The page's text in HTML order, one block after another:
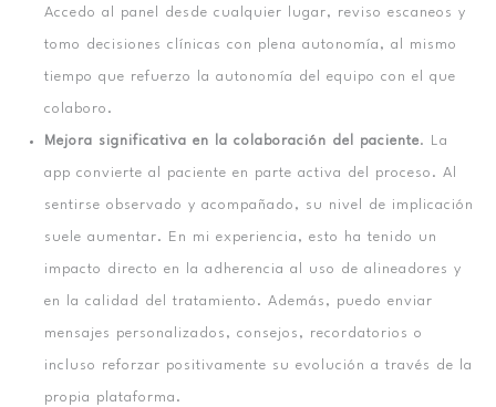
Accedo al panel desde cualquier lugar, reviso escaneos y
tomo decisiones clínicas con plena autonomía, al mismo
tiempo que refuerzo la autonomía del equipo con el que
colaboro.
Mejora significativa en la colaboración del paciente. La
app convierte al paciente en parte activa del proceso. Al
sentirse observado y acompañado, su nivel de implicación
suele aumentar. En mi experiencia, esto ha tenido un
impacto directo en la adherencia al uso de alineadores y
en la calidad del tratamiento. Además, puedo enviar
mensajes personalizados, consejos, recordatorios o
incluso reforzar positivamente su evolución a través de la
propia plataforma.